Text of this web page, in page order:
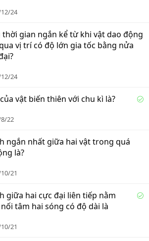
24
thời gian ngắn kể từ khi vật dao động
vị trí có độ lớn gia tốc bằng nửa
24
S
vật biến thiên với chu kì là?
22
ngắn nhất giữa hai vật trong quá
là?
21
S
giữa hai cực đại liên tiếp nằm
tâm hai sóng có độ dài là
21